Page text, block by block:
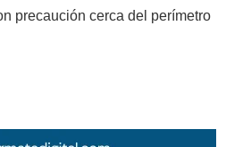
precaución cerca del perímetro